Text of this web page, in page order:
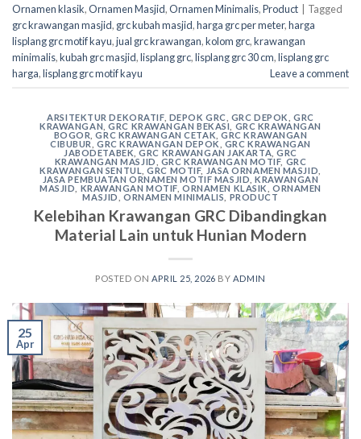
Ornamen klasik,Ornamen Masjid,Ornamen Minimalis,Product
Tagged
grc krawangan masjid, grc kubah masjid,harga grc per meter,harga
lisplang grc motif kayu,jual grc krawangan,kolom grc,krawangan
minimalis,kubah grc masjid,lisplang grc,lisplang grc 30 cm,lisplang grc
harga,lisplang grc motif kayu Leave a comment
ARSITEKTUR DEKORATIF, DEPOK GRC GRC DEPOK
GRC
KRAWANGAN ,GRC KRAWANGAN BEKASI
GRC KRAWANGAN
BOGOR ,GRC KRAWANGAN CETAK ,GRC KRAWANGAN
CIBUBUR
GRC KRAWANGAN DEPOK
GRC KRAWANGAN
JABODETABEK ,GRC KRAWANGAN JAKARTA ,GRC
KRAWANGAN MASJID
GRC KRAWANGAN MOTIF, GRC
KRAWANGAN SENTUL ,GRC MOTIF, JASA ORNAMEN MASJID
JASA PEMBUATAN ORNAMEN MOTIF MASJID ,KRAWANGAN
MASJID
KRAWANGAN MOTIF,ORNAMEN KLASIK ,ORNAMEN
MASJID
ORNAMEN MINIMALIS PRODUCT
Kelebihan Krawangan GRC Dibandingkan
Material Lain untuk Hunian Modern
POSTED ON APRIL 25, 2026 BY ADMIN
25
Apr